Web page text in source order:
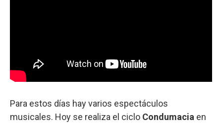
Para estos días hay varios espectáculos
musicales. Hoy se realiza el ciclo Condumacia en